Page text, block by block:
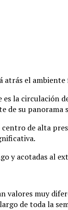
atrás el
es la circulación
de su panorama
de alta
y acotadas al
valores muy
de toda la